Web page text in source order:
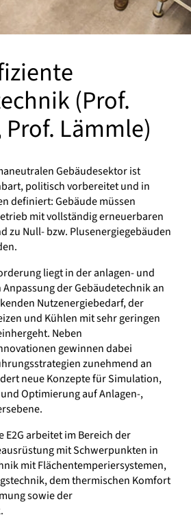
(Prof.
Lämmle)
Gebäudesektor ist
politisch vorbereitet und in
definiert: Gebäude müssen
mit vollständig erneuerbaren
zu Null- bzw. Plusenergiegebäuden
liegt in der anlagen- und
der Gebäudetechnik an
Nutzenergiebedarf, der
und Kühlen mit sehr geringen
Neben
gewinnen dabei
zunehmend an
neue Konzepte für Simulation,
Optimierung auf Anlagen-,
E2G arbeitet im Bereich der
mit Schwerpunkten in
mit Flächentemperiersystemen,
dem thermischen Komfort
sowie der